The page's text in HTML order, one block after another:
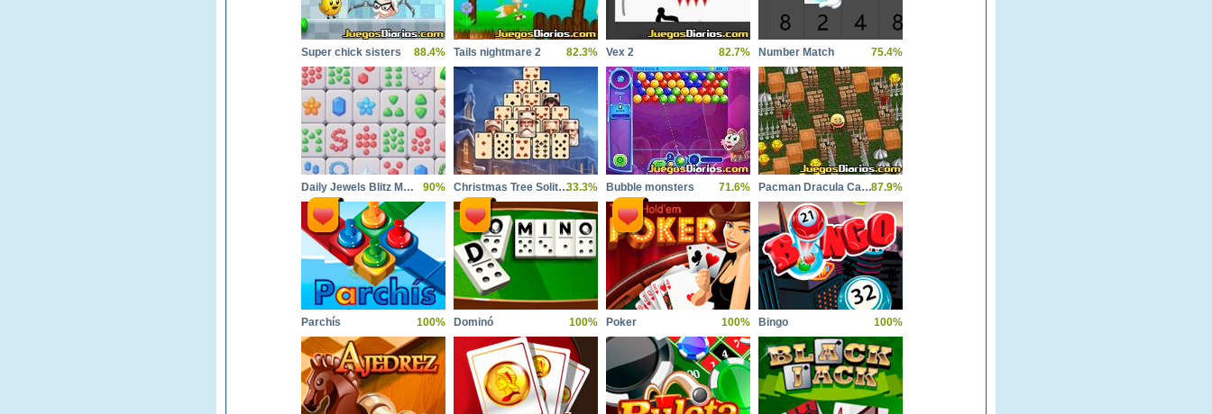
Super chick sisters 88.4% Tails nightmare 2 82.3% Vex 2 82.7% Number Match 75.4%
Daily Jewels Blitz Mahjong 90% Christmas Tree Solitaire33.3% Bubble monsters 71.6% Pacman Dracula Castle87.9%
Parchís 100% Dominó 100% Poker 100% Bingo 100%